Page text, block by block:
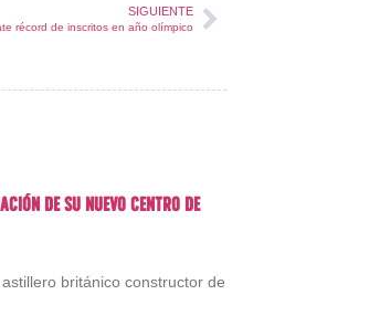
SIGUIENTE
récord de inscritos en año olímpico
de su nuevo centro de
británico constructor de